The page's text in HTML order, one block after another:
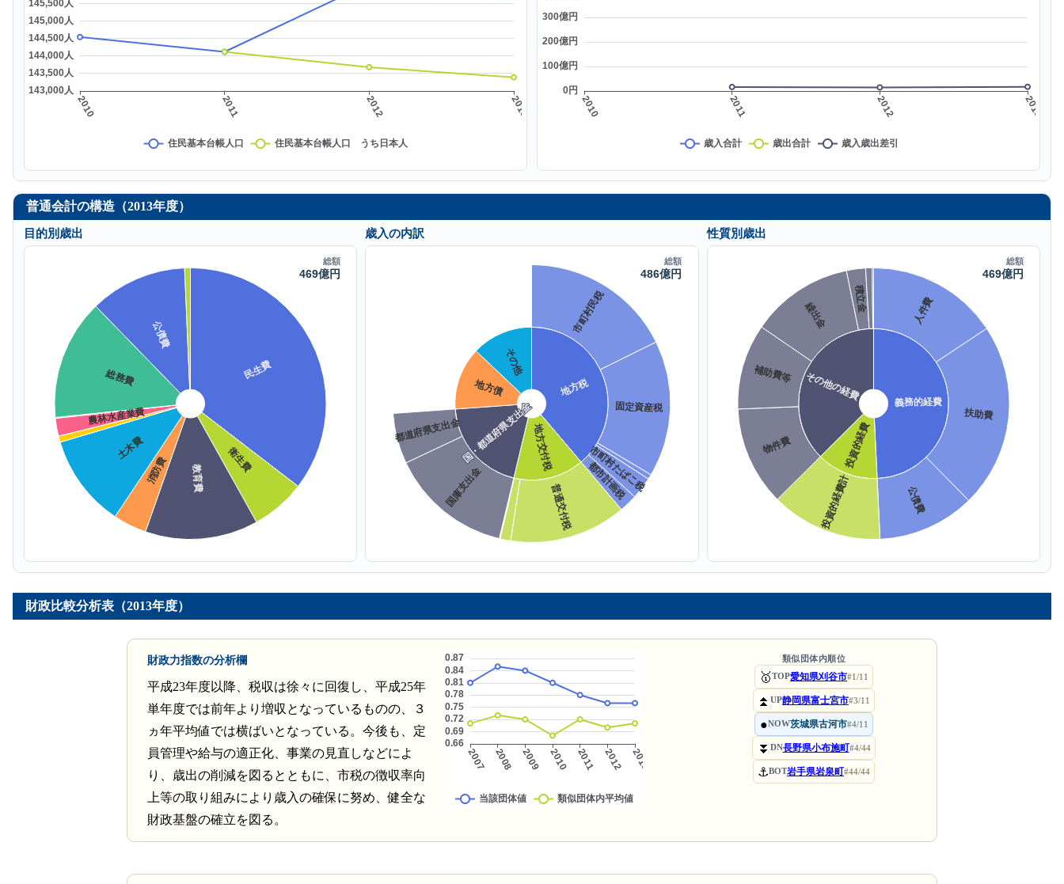
普通会計の構造（2013年度）
目的別歳出
歳入の内訳 性質別歳出
財政比較分析表（2013年度）
財政力指数の分析欄
平成23年度以降、税収は徐々に回復し、平成25年
単年度では前年より増収となっているものの、３
ヵ年平均値では横ばいとなっている。今後も、定
員管理や給与の適正化、事業の見直しなどによ
り、歳出の削減を図るとともに、市税の徴収率向
上等の取り組みにより歳入の確保に努め、健全な
財政基盤の確立を図る。
類似団体内順位
🥇TOP愛知県刈谷市#1/11
⏫ UP静岡県富士宮市#3/11
●NOW茨城県古河市#4/11
⏬ DN長野県小布施町#4/44
⚓BOT岩手県岩泉町#44/44